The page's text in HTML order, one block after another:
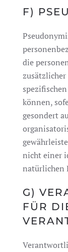
F)
die
können,
gesondert
nicht einer
natürlichen
G)
FÜR